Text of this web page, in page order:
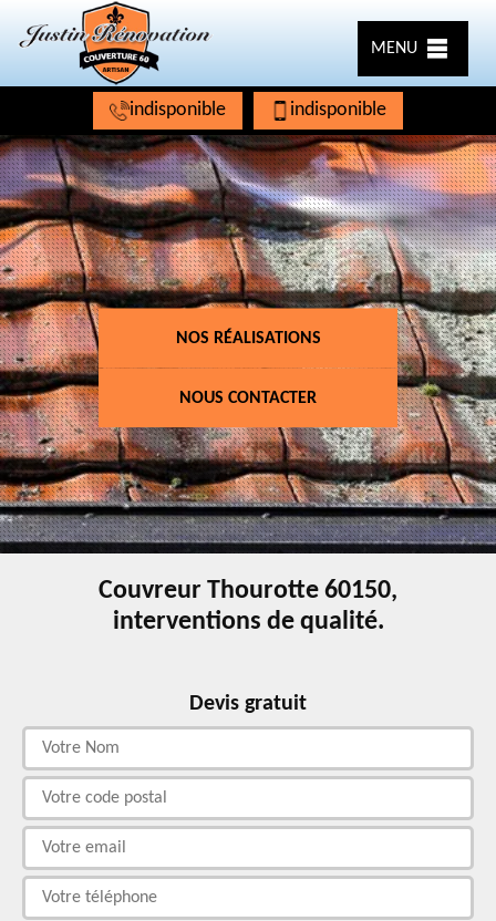
MENU
indisponible indisponible
NOS RÉALISATIONS
NOUS CONTACTER
Couvreur Thourotte 60150,
interventions de qualité.
Devis gratuit